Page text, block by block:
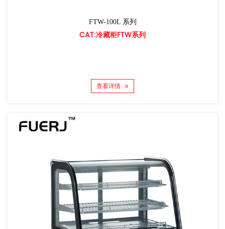
FTW-100L 系列
CAT:冷藏柜FTW系列
查看详情